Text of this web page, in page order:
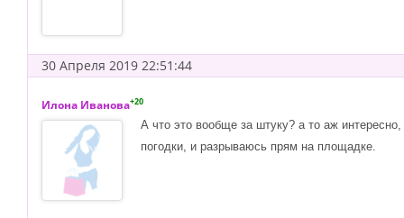
30 Апреля 2019 22:51:44
Илона Иванова+20
А что это вообще за штуку? а то аж
погодки, и разрываюсь прям на площадке.